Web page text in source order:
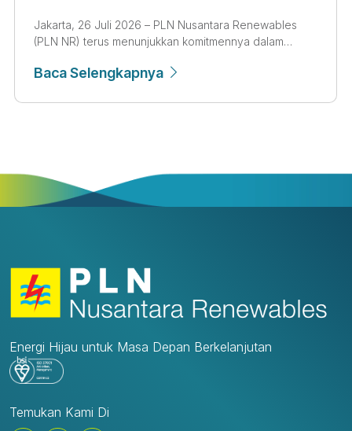
Jakarta, 26 Juli 2026 – PLN Nusantara Renewables
(PLN NR) terus menunjukkan komitmennya dalam
transparan, dan berintegritas melalui penerapan
tersebut dibuktikan dengan keberhasilan PLN NR
pengakuan atas implementasi sistem pencegahan
penyuapan yang telah diterapkan secara konsisten di
lingkungan perusahaan.Pencapaian ini menjadi salah
kepentingan, serta memastikan seluruh proses bisnis
berjalan sesuai prinsip kepatuhan, etika, dan
akuntabilitas.Sebagai perusahaan yang menjunjung
tinggi nilai integritas, PLN Nusantara Renewables terus
inisiatif berkelanjutan. Salah satunya adalah
penandatanganan Pakta Integritas oleh insan
perusahaan sebagai bentuk komitmen bersama dalam
menjalankan tugas secara profesional, bebas dari
praktik penyuapan, korupsi, maupun benturan
Baca Selengkapnya
Energi Hijau untuk Masa Depan Berkelanjutan
Temukan Kami Di